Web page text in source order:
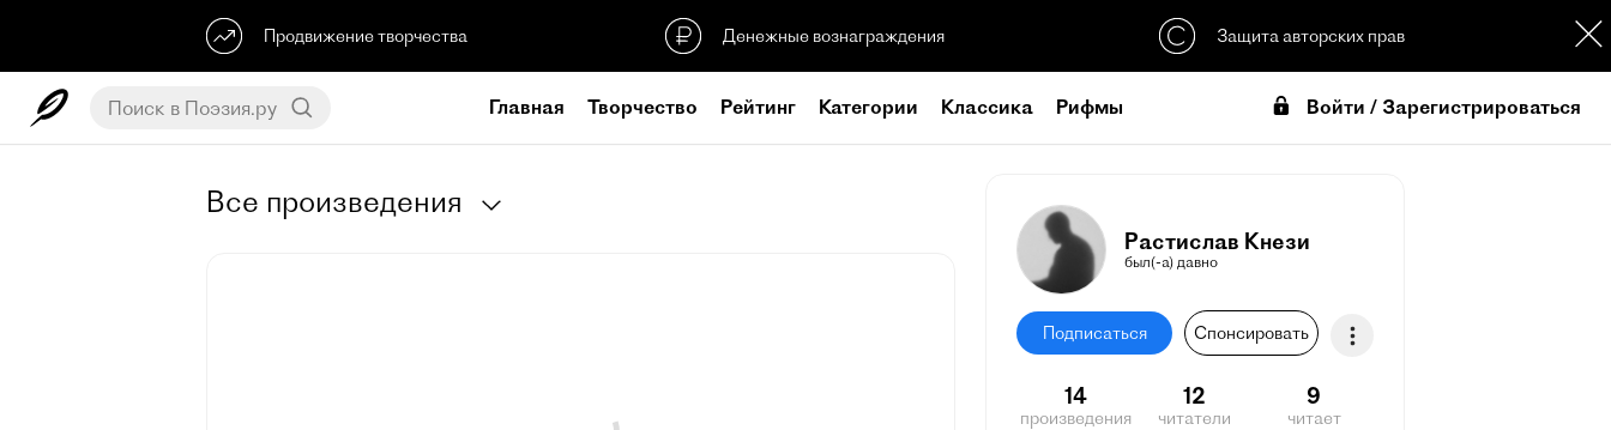
Продвижение творчества Денежные вознаграждения Защита авторских прав
Главная Творчество Рейтинг Категории Классика Рифмы Войти / Зарегистрироваться
Растислав Кнези
был(-а) давно
Подписаться Спонсировать
14
произведения
12
читатели
9
читает
Все произведения